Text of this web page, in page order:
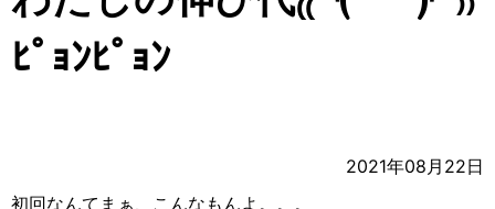
ﾋﾟｮﾝﾋﾟｮﾝ
2021年08月22日
初回なんてまぁ、こんなもんよ。。。